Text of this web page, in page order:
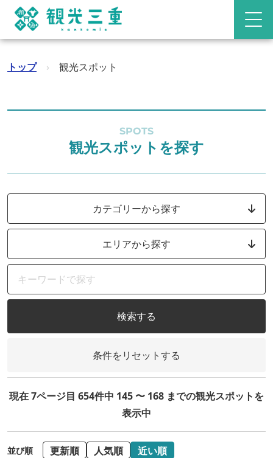
トップ › 観光スポット
SPOTS
観光スポットを探す
カテゴリーから探す
エリアから探す
検索する
条件をリセットする
現在 7ページ目 654件中 145 〜 168 までの観光スポットを
表示中
並び順 更新順 人気順 近い順